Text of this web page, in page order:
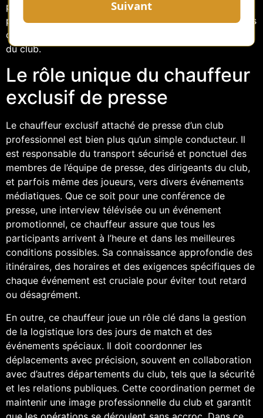
particulières. Ce poste, souvent méconnu du grand
public, est pourtant essentiel pour assurer la fluidité des
opérations médiatiques et la mobilité des figures clés
du club.
Le rôle unique du chauffeur
exclusif de presse
Le chauffeur exclusif attaché de presse d’un club
professionnel est bien plus qu’un simple conducteur. Il
est responsable du transport sécurisé et ponctuel des
membres de l’équipe de presse, des dirigeants du club,
et parfois même des joueurs, vers divers événements
médiatiques. Que ce soit pour une conférence de
presse, une interview télévisée ou un événement
promotionnel, ce chauffeur assure que tous les
participants arrivent à l’heure et dans les meilleures
conditions possibles. Sa connaissance approfondie des
itinéraires, des horaires et des exigences spécifiques de
chaque événement est cruciale pour éviter tout retard
ou désagrément.
En outre, ce chauffeur joue un rôle clé dans la gestion
de la logistique lors des jours de match et des
événements spéciaux. Il doit coordonner les
déplacements avec précision, souvent en collaboration
avec d’autres départements du club, tels que la sécurité
et les relations publiques. Cette coordination permet de
maintenir une image professionnelle du club et garantit